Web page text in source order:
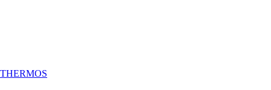
THERMOS